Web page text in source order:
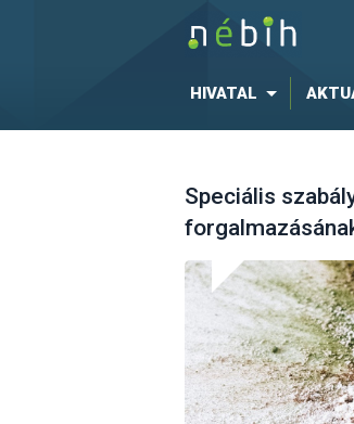
HIVATAL
Speciális